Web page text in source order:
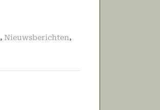
, Nieuwsberichten,